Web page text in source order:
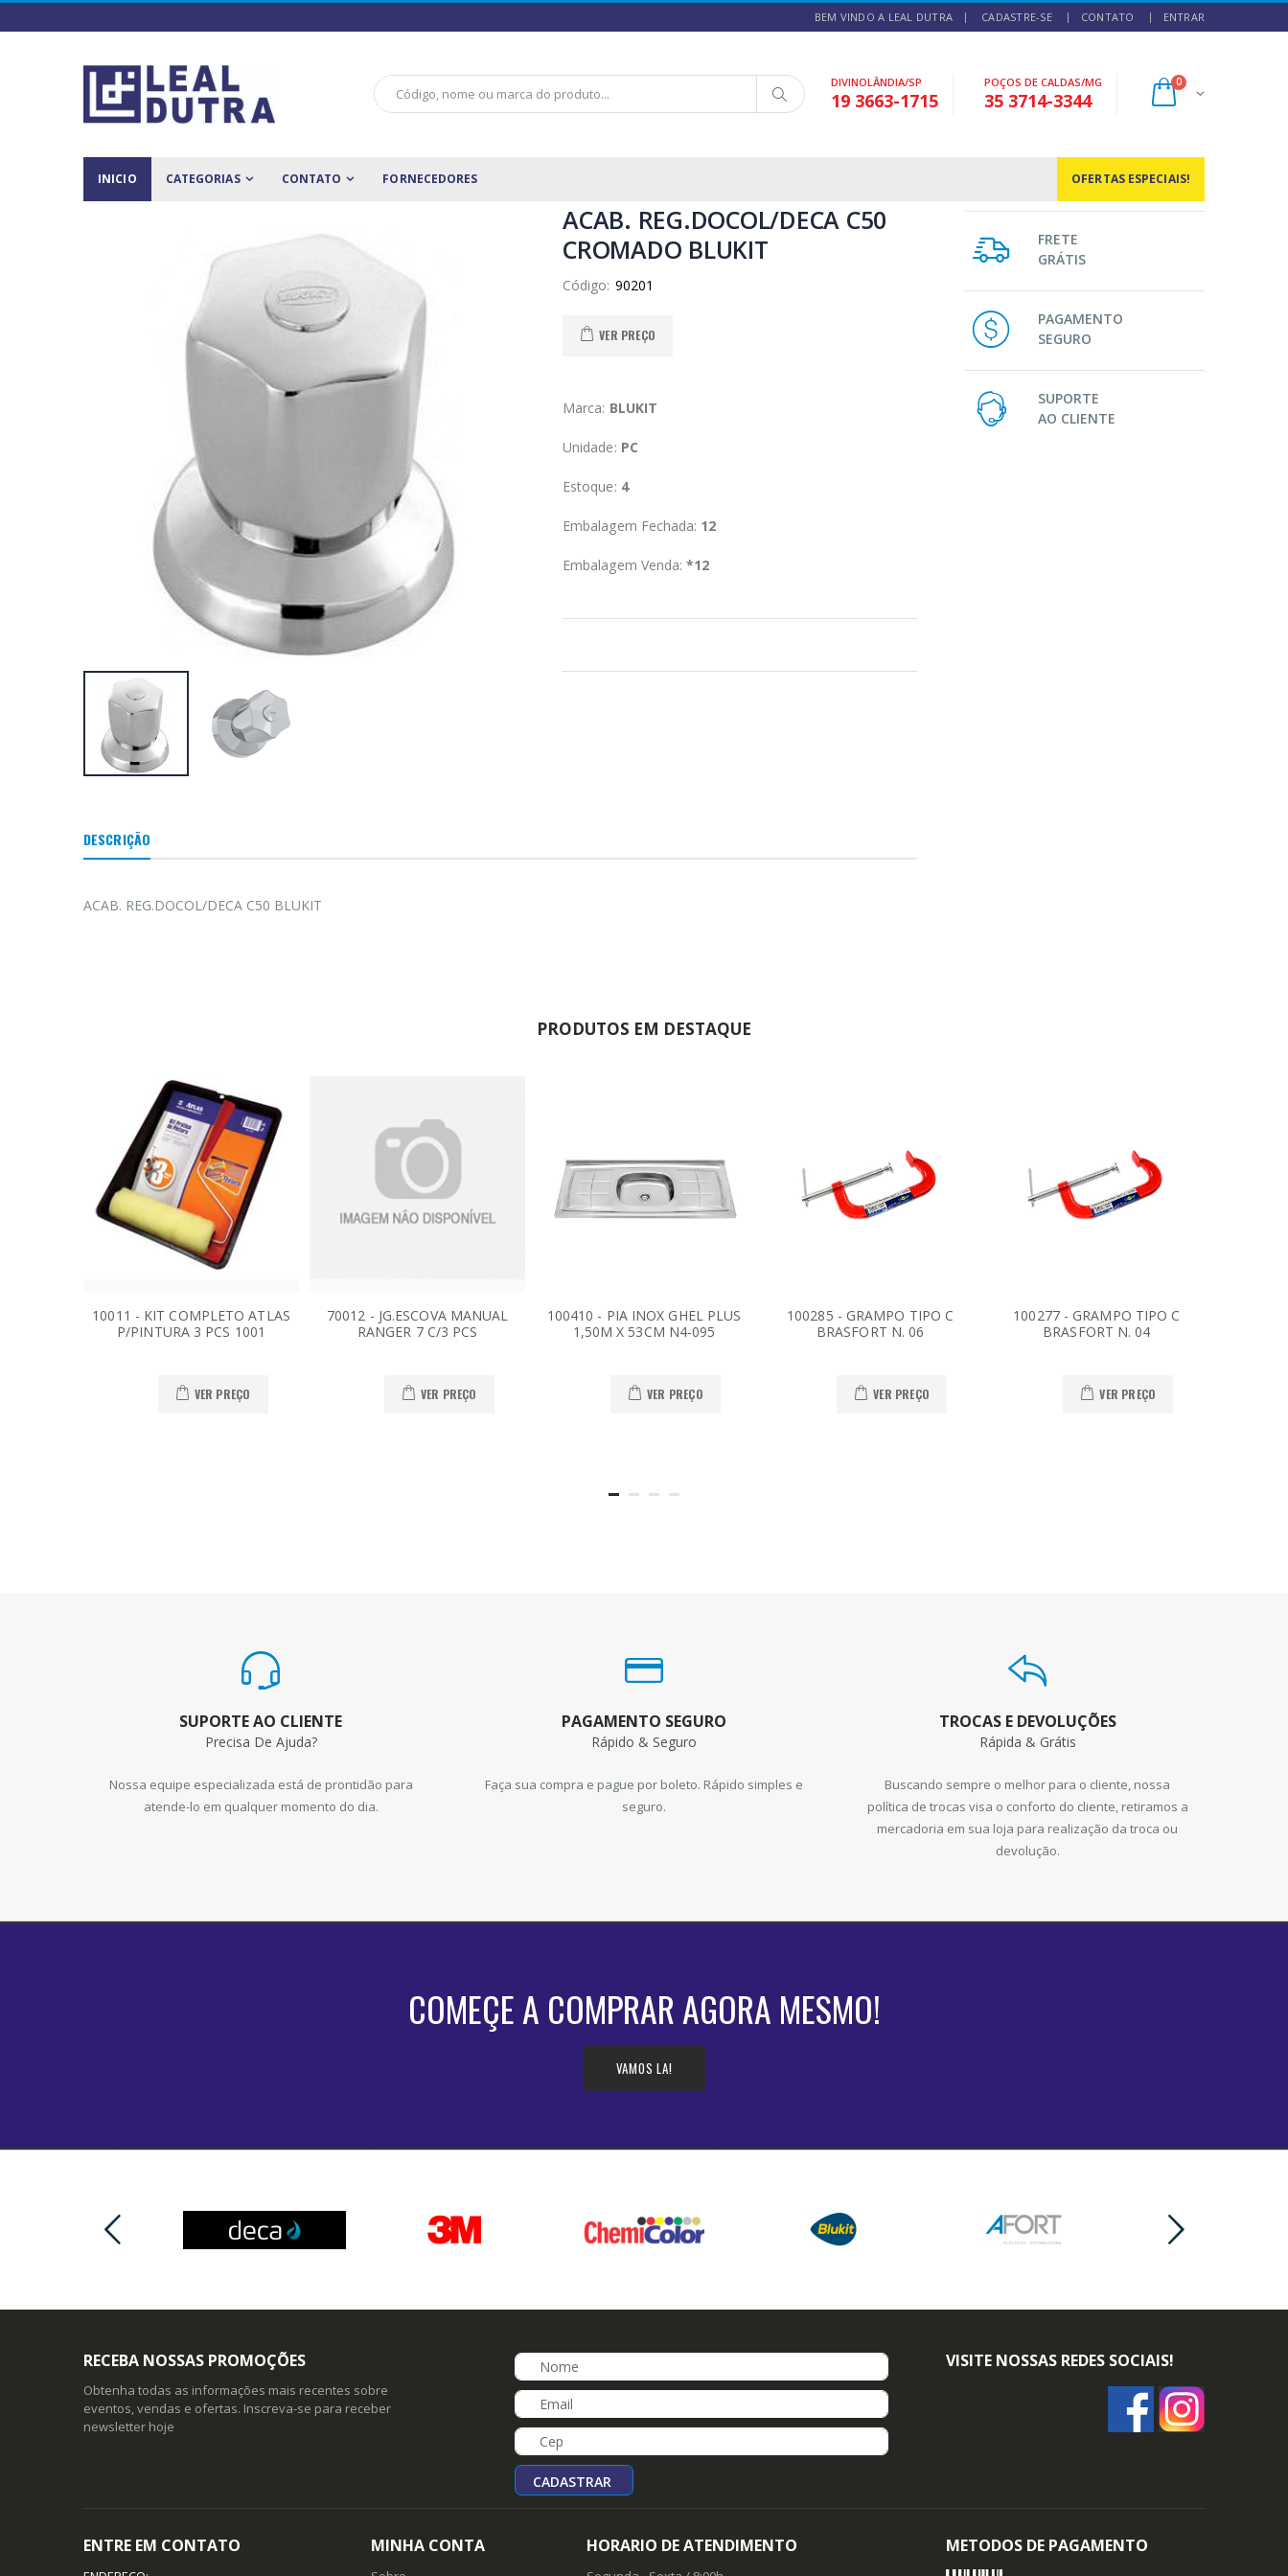
BEM VINDO A LEAL DUTRA CADASTRE-SE CONTATO ENTRAR
DIVINOLÂNDIA/SP
19 3663-1715
POÇOS DE CALDAS/MG
35 3714-3344
0
INICIO CATEGORIAS CONTATO FORNECEDORES OFERTAS ESPECIAIS!
ACAB. REG.DOCOL/DECA C50
CROMADO BLUKIT
Código:
VER PREÇO
Marca: BLUKIT
Unidade: PC
Estoque: 4
Embalagem Fechada: 12
Embalagem Venda:*12
DESCRIÇÃO
ACAB. REG.DOCOL/DECA C50 BLUKIT
FRETE
GRÁTIS
PAGAMENTO
SEGURO
SUPORTE
AO CLIENTE
PRODUTOS EM DESTAQUE
10011 - KIT COMPLETO ATLAS
P/PINTURA 3 PCS 1001
VER PREÇO
70012 - JG.ESCOVA MANUAL
RANGER 7 C/3 PCS
VER PREÇO
100410 - PIA INOX GHEL PLUS
1,50M X 53CM N4-095
VER PREÇO
100285 - GRAMPO TIPO C
BRASFORT N. 06
VER PREÇO
100277 - GRAMPO TIPO C
BRASFORT N. 04
VER PREÇO
SUPORTE AO CLIENTE
Precisa De Ajuda?
Nossa equipe especializada está de prontidão para
atende-lo em qualquer momento do dia.
PAGAMENTO SEGURO
Rápido & Seguro
Faça sua compra e pague por boleto. Rápido simples e
seguro.
TROCAS E DEVOLUÇÕES
Rápida & Grátis
Buscando sempre o melhor para o cliente, nossa
política de trocas visa o conforto do cliente, retiramos a
mercadoria em sua loja para realização da troca ou
devolução.
COMEÇE A COMPRAR AGORA MESMO!
VAMOS LA!
RECEBA NOSSAS PROMOÇÕES
Obtenha todas as informações mais recentes sobre
eventos, vendas e ofertas. Inscreva-se para receber
newsletter hoje
CADASTRAR
VISITE NOSSAS REDES SOCIAIS!
ENTRE EM CONTATO MINHA CONTA HORARIO DE ATENDIMENTO METODOS DE PAGAMENTO